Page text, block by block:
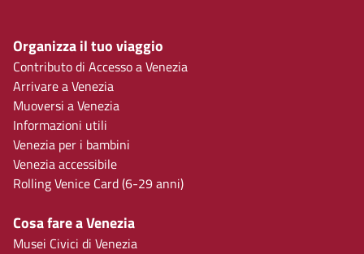
Organizza il tuo viaggio
Contributo di Accesso a Venezia
Arrivare a Venezia
Muoversi a Venezia
Informazioni utili
Venezia per i bambini
Venezia accessibile
Rolling Venice Card (6-29 anni)
Cosa fare a Venezia
Musei Civici di Venezia